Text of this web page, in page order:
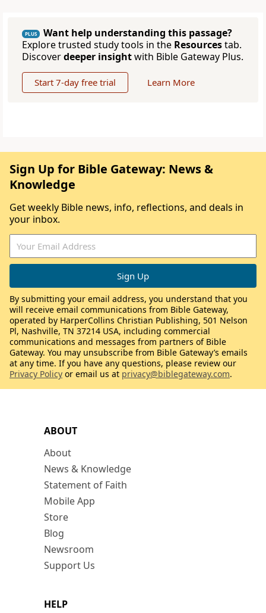
PLUS
Want help understanding this passage?
Explore trusted study tools in the Resourcestab.
Discoverdeeper insightwith Bible Gateway Plus.
Start 7-day free trial Learn More
ABOUT
About
News & Knowledge
Statement of Faith
Mobile App
Store
Blog
Newsroom
Support Us
HELP
Sign Up for Bible Gateway: News &
Knowledge
Get weekly Bible news, info, reflections, and deals in
your inbox.
By submitting your email address, you understand that you
will receive email communications from Bible Gateway,
operated by HarperCollins Christian Publishing, 501 Nelson
Pl, Nashville, TN 37214 USA, including commercial
communications and messages from partners of Bible
Gateway. You may unsubscribe from Bible Gateway’s emails
at any time. If you have any questions, please review our
Privacy Policy or email us at privacy@biblegateway.com.